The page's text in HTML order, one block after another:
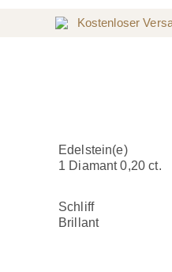
Kostenloser
Edelstein(e)
1 Diamant 0,20 ct.
Schliff
Brillant